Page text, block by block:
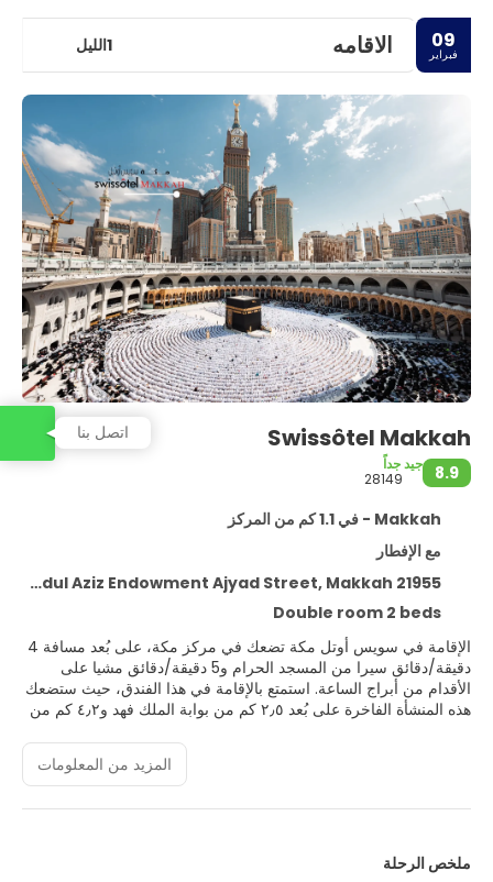
09
فبراير الاقامه 1الليل
Swissôtel Makkah
8.9
جيد جداً
28149
Makkah - في 1.1 كم من المركز
مع الإفطار
King Abdul Aziz Endowment Ajyad Street, Makkah 21955
Double room 2 beds
الإقامة في سويس أوتل مكة تضعك في مركز مكة، على بُعد مسافة 4
دقيقة/دقائق سيرا من المسجد الحرام و5 دقيقة/دقائق مشيا على
الأقدام من أبراج الساعة. استمتع بالإقامة في هذا الفندق، حيث ستضعك
هذه المنشأة الفاخرة على بُعد ٢٫٥ كم من بوابة الملك فهد و٤٫٢ كم من
تمتع بوسائل الراحة المتاحة في هذه المنشأة، ومنها اتصال لاسلكي
مجاني بالإنترنت وخدمات الاستعلامات والإرشاد ومتاجر للهدايا/أكشاك
للجرائد. في فندق حيث صُمّم البناء على طراز آرت ديكو، ستجد مزايا
وقاعة ولائم.
المزيد من المعلومات
ملخص الرحلة
اتصل بنا